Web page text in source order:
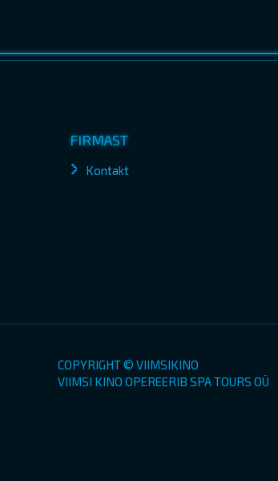
FIRMAST
Kontakt
COPYRIGHT © VIIMSIKINO
VIIMSI KINO OPEREERIB SPA TOURS OÜ